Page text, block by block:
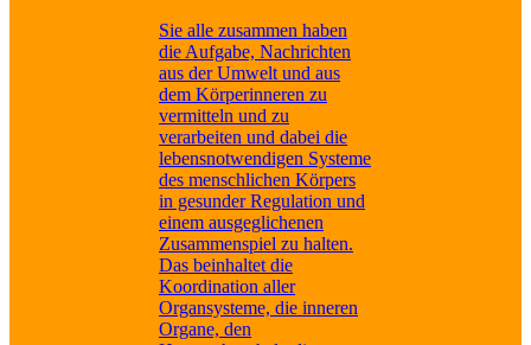
Sie alle zusammen haben
die Aufgabe, Nachrichten
aus der Umwelt und aus
dem Körperinneren zu
vermitteln und zu
verarbeiten und dabei die
lebensnotwendigen Systeme
des menschlichen Körpers
in gesunder Regulation und
einem ausgeglichenen
Zusammenspiel zu halten.
Das beinhaltet die
Koordination aller
Organsysteme, die inneren
Organe, den